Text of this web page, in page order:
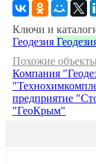
Ключи и
Геодезия
Похожие
Компания
предприятие
"ГеоКрым"